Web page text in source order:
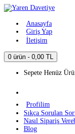
Anasayfa
Giriş Yap
İletişim
0 ürün - 0,00 TL
Sepete Henüz
Profilim
Sıkça Sorulan
Nasıl Sipariş
Blog